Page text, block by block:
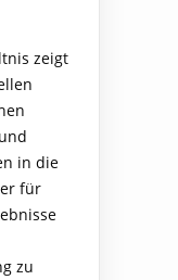
zeigt
in die
für
zu